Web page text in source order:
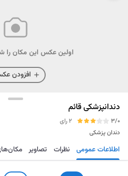
اولین عکس این مکان را
افزودن
دندانپزشکی قائم
3/0
2 رای
دندان پزشکی
مسیریابی ذخیره اطلاعات عمومی نظرات تصاویر